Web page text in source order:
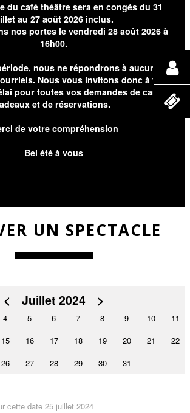
du café théâtre sera en congés du 31
au 27 août 2026 inclus.
nos portes le vendredi 28 août 2026 à
16h00.
nous ne répondrons à aucunes
Nous vous invitons donc à faire
pour toutes vos demandes de cartes
et de réservations.
de votre compréhension
Bel été à vous
UN SPECTACLE
< Juillet 2024 >
4 5 6 7 8 9 10
11
15 16 17 18 19 20 21
22
26 27 28 29 30 31
cette date 25 juillet 2024